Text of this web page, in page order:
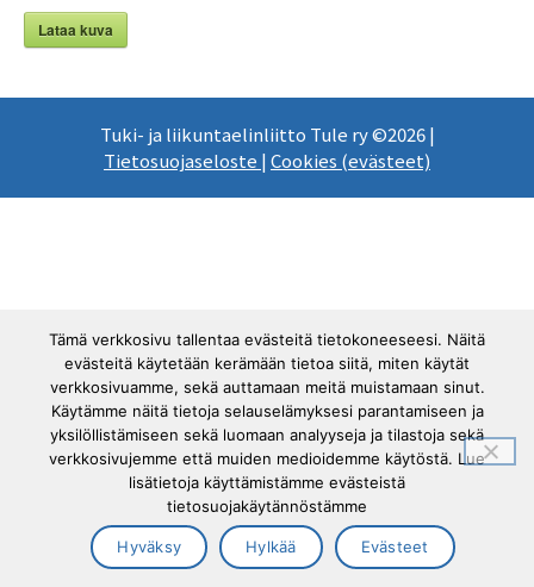
Lataa kuva
Tuki- ja liikuntaelinliitto Tule ry ©2026 |
Tietosuojaseloste | Cookies (evästeet)
Tämä verkkosivu tallentaa evästeitä tietokoneeseesi. Näitä
evästeitä käytetään kerämään tietoa siitä, miten käytät
verkkosivuamme, sekä auttamaan meitä muistamaan sinut.
Käytämme näitä tietoja selauselämyksesi parantamiseen ja
yksilöllistämiseen sekä luomaan analyyseja ja tilastoja sekä
verkkosivujemme että muiden medioidemme käytöstä. Lue
lisätietoja käyttämistämme evästeistä
tietosuojakäytännöstämme
Hyväksy Hylkää Evästeet